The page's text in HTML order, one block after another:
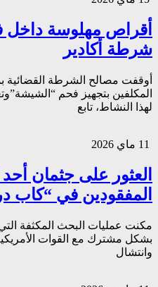
أقراص مهلوسة داخل
شرطة أكادير
أوقفت مصالح الشرطة القضائية
المكلفين بتجهيز فحم
لهذا النشاط، تابع
العثور على جثمان أحد
المفقودين في “كاب
مكنت عمليات البحث المكثفة
بشكل مشترك مع القوات
وانتشال